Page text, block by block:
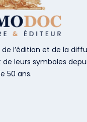
l’édition et de la
leurs symboles
50 ans.